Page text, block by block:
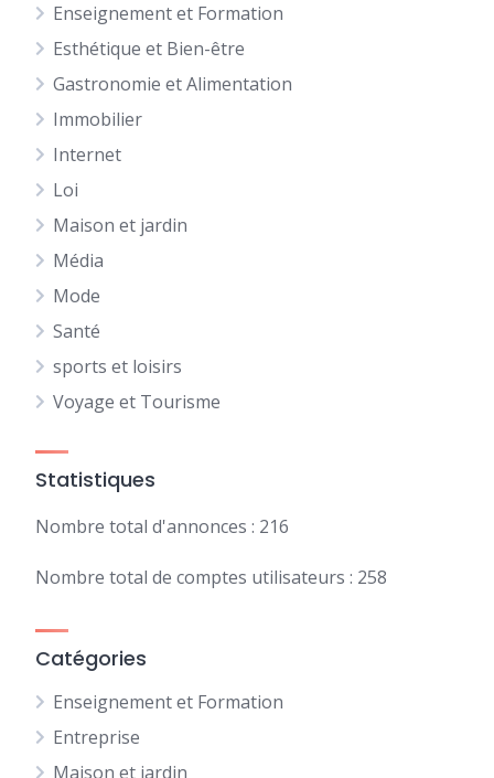
Enseignement et Formation
Esthétique et Bien-être
Gastronomie et Alimentation
Immobilier
Internet
Loi
Maison et jardin
Média
Mode
Santé
sports et loisirs
Voyage et Tourisme
Statistiques
Nombre total d'annonces : 216
Nombre total de comptes utilisateurs : 258
Catégories
Enseignement et Formation
Entreprise
Maison et jardin